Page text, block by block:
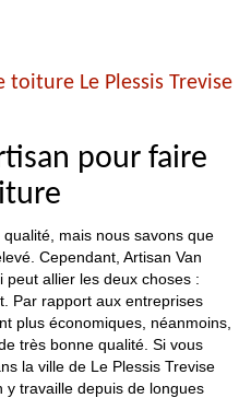
Le Plessis Trevise
pour faire
mais nous savons que
Cependant, Artisan Van
peut allier les deux choses :
Par rapport aux entreprises
plus économiques, néanmoins,
très bonne qualité. Si vous
la ville de Le Plessis Trevise
y travaille depuis de longues